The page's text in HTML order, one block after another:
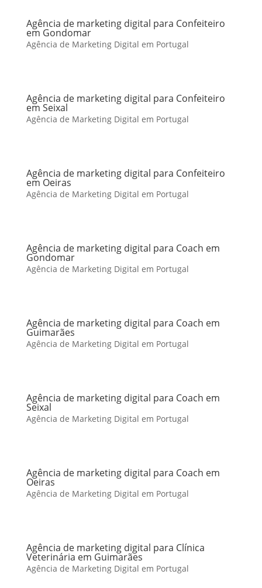
Agência de marketing digital para Confeiteiro
em Gondomar
Agência de Marketing Digital em Portugal
Agência de marketing digital para Confeiteiro
em Seixal
Agência de Marketing Digital em Portugal
Agência de marketing digital para Confeiteiro
em Oeiras
Agência de Marketing Digital em Portugal
Agência de marketing digital para Coach em
Gondomar
Agência de Marketing Digital em Portugal
Agência de marketing digital para Coach em
Guimarães
Agência de Marketing Digital em Portugal
Agência de marketing digital para Coach em
Seixal
Agência de Marketing Digital em Portugal
Agência de marketing digital para Coach em
Oeiras
Agência de Marketing Digital em Portugal
Agência de marketing digital para Clínica
Veterinária em Guimarães
Agência de Marketing Digital em Portugal